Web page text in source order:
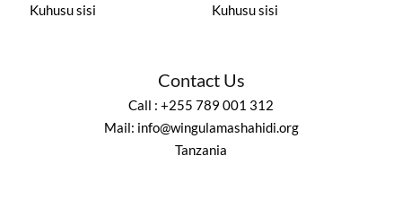
Kuhusu sisi
Kuhusu sisi
Contact Us
Call : +255 789 001 312
Mail: info@wingulamashahidi.org
Tanzania